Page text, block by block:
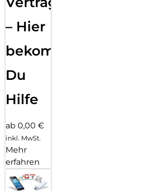
– Hier
bekommst
Du
Hilfe
ab 0,00 €
inkl. MwSt.
Mehr
erfahren